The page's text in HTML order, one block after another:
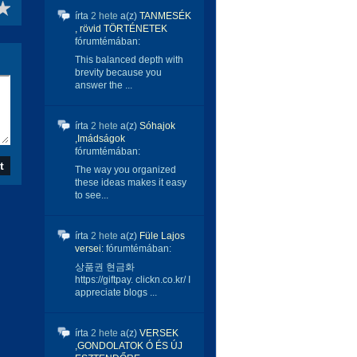
írta 2 hete a(z) TANMESÉK
, rövid TÖRTÉNETEK
fórumtémában:
This balanced depth with
brevity because you
answer the ...
írta 2 hete a(z) Sóhajok
,Imádságok
fórumtémában:
The way you organized
these ideas makes it easy
to see...
írta 2 hete a(z) Füle Lajos
versei: fórumtémában:
상품권 현금화
https://giftpay. clickn.co.kr/ I
appreciate blogs ...
írta 2 hete a(z) VERSEK
,GONDOLATOK Ó ÉS ÚJ